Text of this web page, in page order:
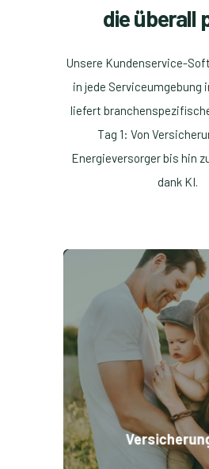
die überall
Unsere Kundenservice-
in jede Serviceumgebung
liefert
Tag 1: Von
Energieversorger bis hin
dank KI.